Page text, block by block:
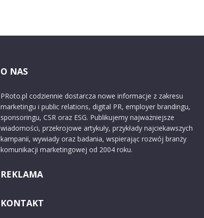
O NAS
PRoto.pl codziennie dostarcza nowe informacje z zakresu
marketingu i public relations, digital PR, employer brandingu,
sponsoringu, CSR oraz ESG. Publikujemy najważniejsze
wiadomości, przekrojowe artykuły, przykłady najciekawszych
kampanii, wywiady oraz badania, wspierając rozwój branży
komunikacji marketingowej od 2004 roku.
REKLAMA
KONTAKT